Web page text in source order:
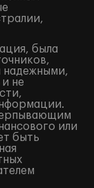
была
надежными,
не
или
быть